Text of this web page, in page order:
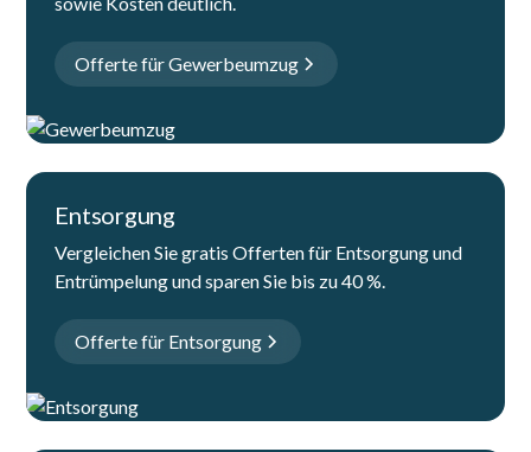
Offerte für Gewerbeumzug
Entsorgung
Vergleichen Sie gratis Offerten für Entsorgung und
Entrümpelung und sparen Sie bis zu 40 %.
Offerte für Entsorgung